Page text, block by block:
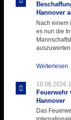
Hannover
Nach einem
es nun die
Weiterlesen
10.06.2026
Hannover
Das